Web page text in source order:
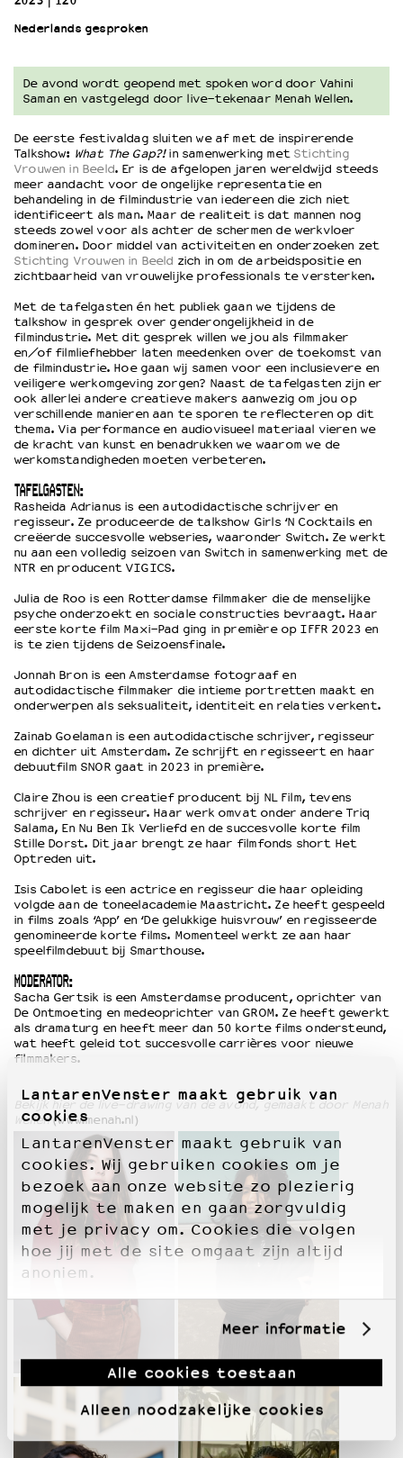
LantarenVenster maakt gebruik van
cookies
LantarenVenster maakt gebruik van
cookies. Wij gebruiken cookies om je
bezoek aan onze website zo plezierig
mogelijk te maken en gaan zorgvuldig
met je privacy om. Cookies die volgen
hoe jij met de site omgaat zijn altijd
anoniem.
Meer informatie
Alle cookies toestaan
Alleen noodzakelijke cookies
Wat we doen
Werken bij
Wie is wie
Word vriend
Historie
Partners
Huisregels
Privacyverklaring
Integriteits- en gedragscode
Duurzaamheid
Culturele boycot Israël
Ruimte voor artistieke vrijheid – VNPF
Nederlands gesproken
De avond wordt geopend met spoken word door Vahini
Saman en vastgelegd door live-tekenaar Menah Wellen.
De eerste festivaldag sluiten we af met de inspirerende
Talkshow: What The Gap?!in samenwerking met Stichting
Vrouwen in Beeld. Er is de afgelopen jaren wereldwijd steeds
meer aandacht voor de ongelijke representatie en
behandeling in de filmindustrie van iedereen die zich niet
identificeert als man. Maar de realiteit is dat mannen nog
steeds zowel voor als achter de schermen de werkvloer
domineren. Door middel van activiteiten en onderzoeken zet
Stichting Vrouwen in Beeld zich in om de arbeidspositie en
zichtbaarheid van vrouwelijke professionals te versterken.
Met de tafelgasten én het publiek gaan we tijdens de
talkshow in gesprek over genderongelijkheid in de
filmindustrie. Met dit gesprek willen we jou als filmmaker
en/of filmliefhebber laten meedenken over de toekomst van
de filmindustrie. Hoe gaan wij samen voor een inclusievere en
veiligere werkomgeving zorgen? Naast de tafelgasten zijn er
ook allerlei andere creatieve makers aanwezig om jou op
verschillende manieren aan te sporen te reflecteren op dit
thema. Via performance en audiovisueel materiaal vieren we
de kracht van kunst en benadrukken we waarom we de
werkomstandigheden moeten verbeteren.
TAFELGASTEN:
Rasheida Adrianus is een autodidactische schrijver en
regisseur. Ze produceerde de talkshow Girls ‘N Cocktails en
creëerde succesvolle webseries, waaronder Switch. Ze werkt
nu aan een volledig seizoen van Switch in samenwerking met de
NTR en producent VIGICS.
Julia de Roo is een Rotterdamse filmmaker die de menselijke
psyche onderzoekt en sociale constructies bevraagt. Haar
eerste korte film Maxi-Pad ging in première op IFFR 2023 en
is te zien tijdens de Seizoensfinale.
Jonnah Bron is een Amsterdamse fotograaf en
autodidactische filmmaker die intieme portretten maakt en
onderwerpen als seksualiteit, identiteit en relaties verkent.
Zainab Goelaman is een autodidactische schrijver, regisseur
en dichter uit Amsterdam. Ze schrijft en regisseert en haar
debuutfilm SNOR gaat in 2023 in première.
Claire Zhou is een creatief producent bij NL Film, tevens
schrijver en regisseur. Haar werk omvat onder andere Triq
Salama, En Nu Ben Ik Verliefd en de succesvolle korte film
Stille Dorst. Dit jaar brengt ze haar filmfonds short Het
Optreden uit.
Isis Cabolet is een actrice en regisseur die haar opleiding
volgde aan de toneelacademie Maastricht. Ze heeft gespeeld
in films zoals ‘App’ en ‘De gelukkige huisvrouw’ en regisseerde
genomineerde korte films. Momenteel werkt ze aan haar
speelfilmdebuut bij Smarthouse.
MODERATOR:
Sacha Gertsik is een Amsterdamse producent, oprichter van
De Ontmoeting en medeoprichter van GROM. Ze heeft gewerkt
als dramaturg en heeft meer dan 50 korte films ondersteund,
wat heeft geleid tot succesvolle carrières voor nieuwe
filmmakers.
Bekijk hier de live-drawing van de avond, gemaakt door Menah
Wellen (www.menah.nl)